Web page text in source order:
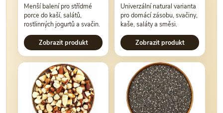
Menší balení pro střídmé
porce do kaší, salátů,
rostlinných jogurtů a svačin.
Zobrazit produkt
Univerzální natural varianta
pro domácí zásobu, svačiny,
kaše, saláty a směsi.
Zobrazit produkt